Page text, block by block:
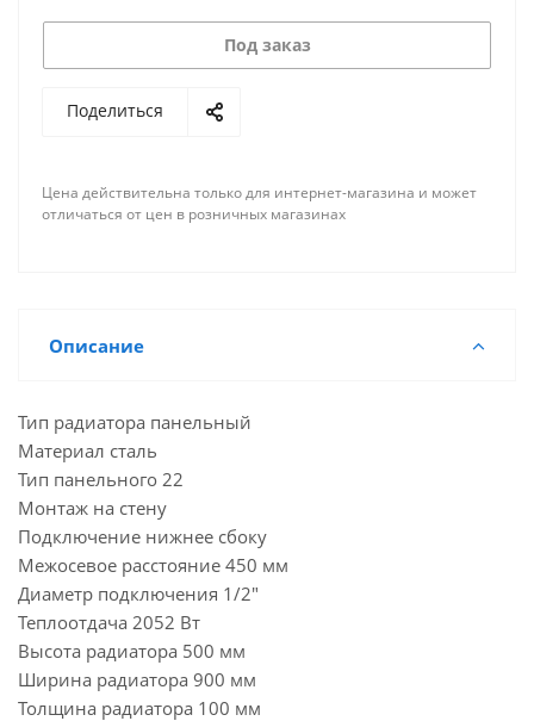
Под заказ
Поделиться
Цена действительна только для интернет-магазина и может
отличаться от цен в розничных магазинах
Описание
Тип радиатора панельный
Материал сталь
Тип панельного 22
Монтаж на стену
Подключение нижнее сбоку
Межосевое расстояние 450 мм
Диаметр подключения 1/2"
Теплоотдача 2052 Вт
Высота радиатора 500 мм
Ширина радиатора 900 мм
Толщина радиатора 100 мм